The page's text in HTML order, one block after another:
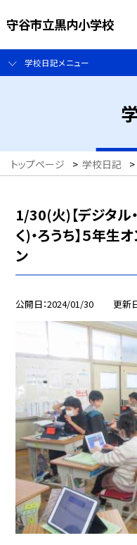
守谷市立黒内小学校
学校日記メニュー
トップページ > 学校日記 >
1/30(火)【デジタル
く)・ろうち】５年生
ン
公開日 2024/01/30 更新